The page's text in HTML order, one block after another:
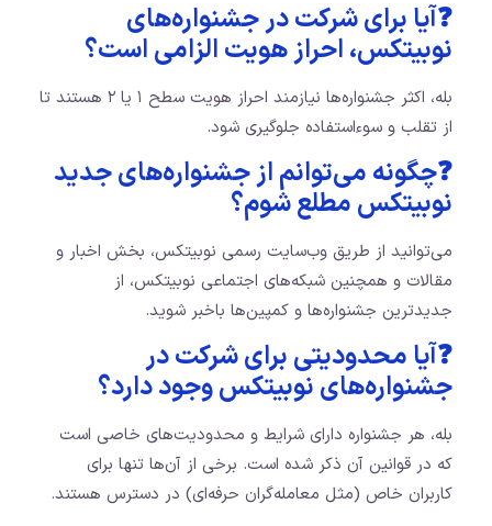
❓آیا برای شرکت در جشنواره‌های
نوبیتکس، احراز هویت الزامی است؟
بله، اکثر جشنواره‌ها نیازمند احراز هویت سطح ۱ یا ۲ هستند تا
از تقلب و سوءاستفاده جلوگیری شود.
❓چگونه می‌توانم از جشنواره‌های جدید
نوبیتکس مطلع شوم؟
می‌توانید از طریق وب‌سایت رسمی نوبیتکس، بخش اخبار و
مقالات و همچنین شبکه‌های اجتماعی نوبیتکس، از
جدیدترین جشنواره‌ها و کمپین‌ها باخبر شوید.
❓آیا محدودیتی برای شرکت در
جشنواره‌های نوبیتکس وجود دارد؟
بله، هر جشنواره دارای شرایط و محدودیت‌های خاصی است
که در قوانین آن ذکر شده است. برخی از آن‌ها تنها برای
کاربران خاص (مثل معامله‌گران حرفه‌ای) در دسترس هستند.